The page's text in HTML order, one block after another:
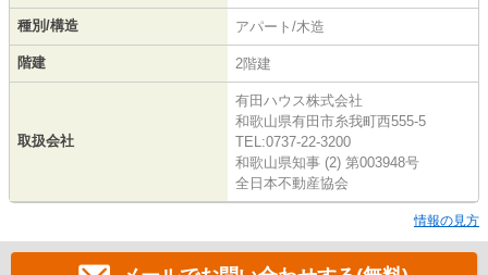
種別/構造 アパート/木造
階建 2階建
取扱会社
有田ハウス株式会社
和歌山県有田市糸我町西555-5
TEL:0737-22-3200
和歌山県知事 (2) 第003948号
全日本不動産協会
情報の見方